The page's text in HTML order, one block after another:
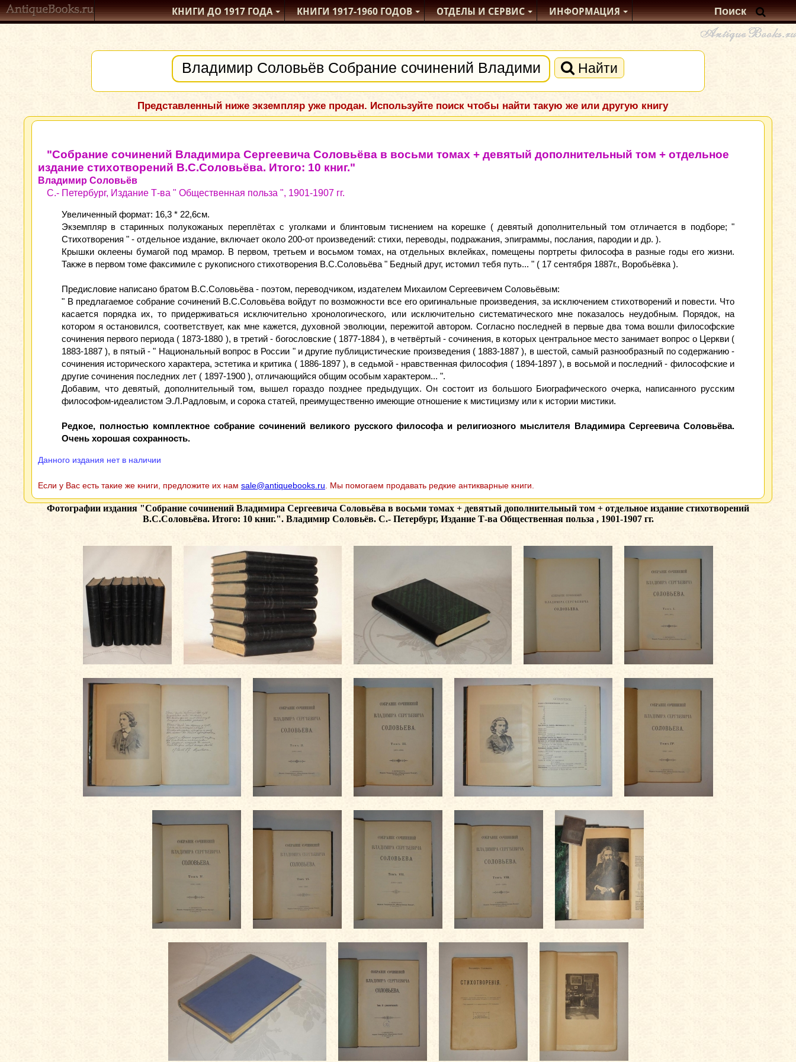
КНИГИ ДО 1917ГОДА КНИГИ1917-1960ГОДОВ ОТДЕЛЫИ СЕРВИС ИНФОРМАЦИЯ
Найти
Представленный ниже экземпляр уже продан. Используйте поиск чтобы найти такую же или другую книгу
"Собрание сочинений Владимира Сергеевича Соловьёва в восьми томах + девятый дополнительный том + отдельное
издание стихотворений В.С.Соловьёва. Итого: 10 книг."
Владимир Соловьёв
С.- Петербург, Издание Т-ва " Общественная польза ", 1901-1907 гг.
Увеличенный формат: 16,3 * 22,6см.
Экземпляр в старинных полукожаных переплётах с уголками и блинтовым тиснением на корешке ( девятый дополнительный том отличается в подборе; "
Стихотворения " - отдельное издание, включает около 200-от произведений: стихи, переводы, подражания, эпиграммы, послания, пародии и др. ).
Крышки оклеены бумагой под мрамор. В первом, третьем и восьмом томах, на отдельных вклейках, помещены портреты философа в разные годы его жизни.
Также в первом томе факсимиле с рукописного стихотворения В.С.Соловьёва " Бедный друг, истомил тебя путь... " ( 17 сентября 1887г., Воробьёвка ).
Предисловие написано братом В.С.Соловьёва - поэтом, переводчиком, издателем Михаилом Сергеевичем Соловьёвым:
" В предлагаемое собрание сочинений В.С.Соловьёва войдут по возможности все его оригинальные произведения, за исключением стихотворений и повести. Что
касается порядка их, то придерживаться исключительно хронологического, или исключительно систематического мне показалось неудобным. Порядок, на
котором я остановился, соответствует, как мне кажется, духовной эволюции, пережитой автором. Согласно последней в первые два тома вошли философские
сочинения первого периода ( 1873-1880 ), в третий - богословские ( 1877-1884 ), в четвёртый - сочинения, в которых центральное место занимает вопрос о Церкви (
1883-1887 ), в пятый - " Национальный вопрос в России " и другие публицистические произведения ( 1883-1887 ), в шестой, самый разнообразный по содержанию -
сочинения исторического характера, эстетика и критика ( 1886-1897 ), в седьмой - нравственная философия ( 1894-1897 ), в восьмой и последний - философские и
другие сочинения последних лет ( 1897-1900 ), отличающийся общим особым характером... ".
Добавим, что девятый, дополнительный том, вышел гораздо позднее предыдущих. Он состоит из большого Биографического очерка, написанного русским
философом-идеалистом Э.Л.Радловым, и сорока статей, преимущественно имеющие отношение к мистицизму или к истории мистики.
Редкое, полностью комплектное собрание сочинений великого русского философа и религиозного мыслителя Владимира Сергеевича Соловьёва.
Очень хорошая сохранность.
Данного издания нет в наличии
Если у Вас есть такие же книги, предложите их нам sale@antiquebooks.ru . Мы помогаем продавать редкие антикварные книги.
Фотографии издания "Собрание сочинений Владимира Сергеевича Соловьёва в восьми томах + девятый дополнительный том + отдельное издание стихотворений
В.С.Соловьёва. Итого: 10 книг.". Владимир Соловьёв. С.- Петербург, Издание Т-ва Общественная польза , 1901-1907 гг.